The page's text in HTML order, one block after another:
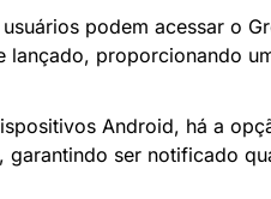
podem acessar o
lançado, proporcionando
Android, há a
, garantindo ser notificado